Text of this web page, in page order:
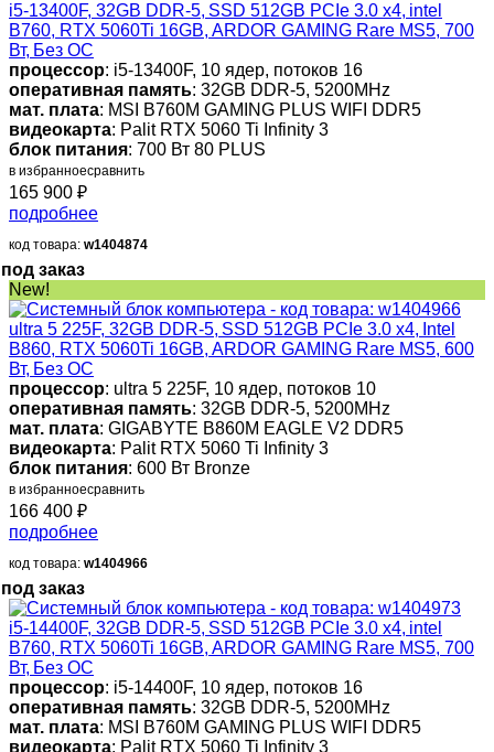
i5-13400F, 32GB DDR-5, SSD 512GB PCIe 3.0 x4, intel
B760, RTX 5060Ti 16GB, ARDOR GAMING Rare MS5, 700
Вт, Без ОС
процессор: i5-13400F, 10 ядер, потоков 16
оперативная память: 32GB DDR-5, 5200MHz
мат. плата: MSI B760M GAMING PLUS WIFI DDR5
видеокарта: Palit RTX 5060 Ti Infinity 3
блок питания: 700 Вт 80 PLUS
в избранноесравнить
165 900 ₽
подробнее
код товара: w1404874
под заказ
New!
ultra 5 225F, 32GB DDR-5, SSD 512GB PCIe 3.0 x4, Intel
B860, RTX 5060Ti 16GB, ARDOR GAMING Rare MS5, 600
Вт, Без ОС
процессор: ultra 5 225F, 10 ядер, потоков 10
оперативная память: 32GB DDR-5, 5200MHz
мат. плата: GIGABYTE B860M EAGLE V2 DDR5
видеокарта: Palit RTX 5060 Ti Infinity 3
блок питания: 600 Вт Bronze
в избранноесравнить
166 400 ₽
подробнее
код товара: w1404966
под заказ
i5-14400F, 32GB DDR-5, SSD 512GB PCIe 3.0 x4, intel
B760, RTX 5060Ti 16GB, ARDOR GAMING Rare MS5, 700
Вт, Без ОС
процессор: i5-14400F, 10 ядер, потоков 16
оперативная память: 32GB DDR-5, 5200MHz
мат. плата: MSI B760M GAMING PLUS WIFI DDR5
видеокарта: Palit RTX 5060 Ti Infinity 3